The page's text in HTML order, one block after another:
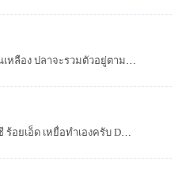
ช่อน หมายลำห้วยหน้าแล้ง น้ำค่อนข้างขุ่นเหลือง ปลาจะรวมตัวอยู่ตามลำห้วย ส่วนใหญ่จะขนาดไม่ค่อยใหญ่ ตัวนี้ประมาณครึ่งโลได้ครับ ตกได้ด้วยเหยื่อ "กบกร...
ตกได้ตั้งแต่ช่วงน้ำท่วมภาคอีสานครับ ริมชี ร้อยเอ็ด เหยื่อทำเองครับ DoctorK...